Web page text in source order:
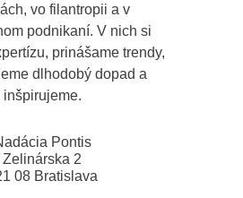
vo filantropii a v
podnikaní. V nich si
prinášame trendy,
dlhodobý dopad a
inšpirujeme.
Pontis
Zelinárska 2
08 Bratislava